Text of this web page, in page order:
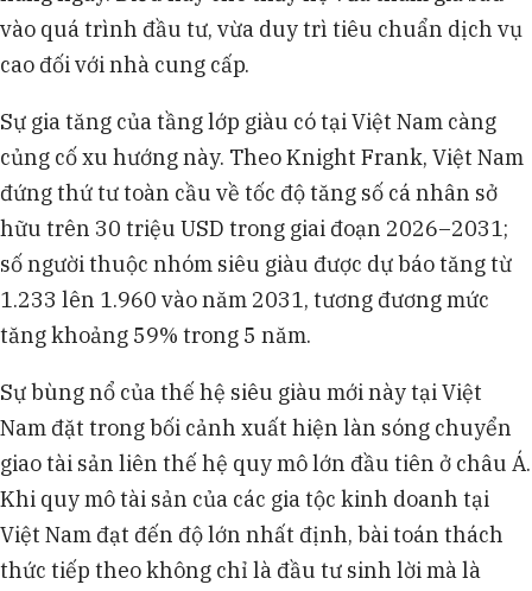
vào quá trình đầu tư, vừa duy trì tiêu chuẩn dịch vụ
cao đối với nhà cung cấp.
Sự gia tăng của tầng lớp giàu có tại Việt Nam càng
củng cố xu hướng này. Theo Knight Frank, Việt Nam
đứng thứ tư toàn cầu về tốc độ tăng số cá nhân sở
hữu trên 30 triệu USD trong giai đoạn 2026–2031;
số người thuộc nhóm siêu giàu được dự báo tăng từ
1.233 lên 1.960 vào năm 2031, tương đương mức
tăng khoảng 59% trong 5 năm.
Sự bùng nổ của thế hệ siêu giàu mới này tại Việt
Nam đặt trong bối cảnh xuất hiện làn sóng chuyển
giao tài sản liên thế hệ quy mô lớn đầu tiên ở châu Á.
Khi quy mô tài sản của các gia tộc kinh doanh tại
Việt Nam đạt đến độ lớn nhất định, bài toán thách
thức tiếp theo không chỉ là đầu tư sinh lời mà là